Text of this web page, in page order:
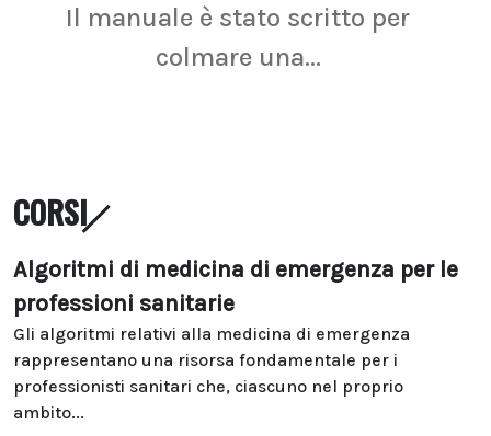
Il manuale è stato scritto per
colmare una...
CORSI
Algoritmi di medicina di emergenza per le
professioni sanitarie
Gli algoritmi relativi alla medicina di emergenza
rappresentano una risorsa fondamentale per i
professionisti sanitari che, ciascuno nel proprio
ambito...